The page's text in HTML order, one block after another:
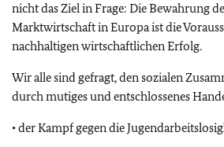
nicht das Ziel in Frage: Die Bewahrung
Marktwirtschaft in Europa ist die
nachhaltigen wirtschaftlichen Erfolg.
Wir alle sind gefragt, den sozialen
durch mutiges und entschlossenes
• der Kampf gegen die